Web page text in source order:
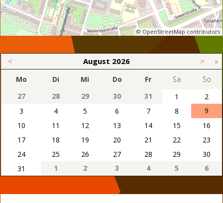
© OpenStreetMap contributors
< August 2026 > »
Mo Di Mi Do Fr Sa
So
27
28 29 30 31 1
2
3
4 5 6 7 8
9
10
11 12 13 14 15
16
17
18 19 20 21 22
23
24
25 26 27 28 29
30
31
1 2 3 4 5 6